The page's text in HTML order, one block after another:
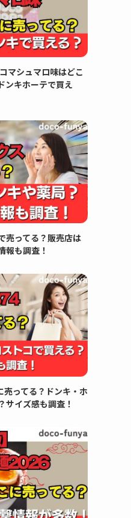
マシュマロ味はどこ
ンキホーテで買え
売ってる？販売店は
報も調査！
売ってる？ドンキ・ホ
サイズ感も調査！